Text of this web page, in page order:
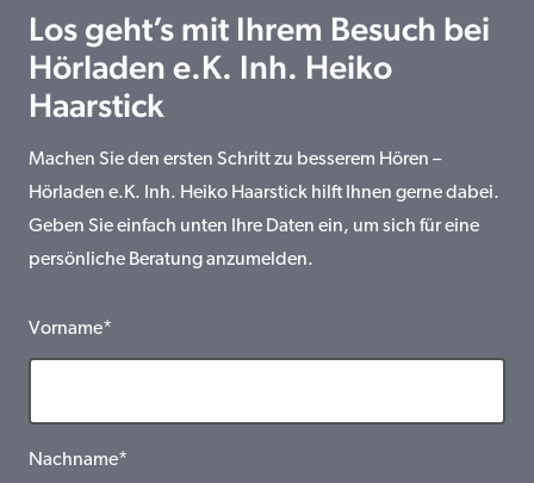
Los geht’s mit Ihrem Besuch bei
Hörladen e.K. Inh. Heiko
Haarstick
Machen Sie den ersten Schritt zu besserem Hören –
Hörladen e.K. Inh. Heiko Haarstick hilft Ihnen gerne dabei.
Geben Sie einfach unten Ihre Daten ein, um sich für eine
persönliche Beratung anzumelden.
Vorname*
Nachname*